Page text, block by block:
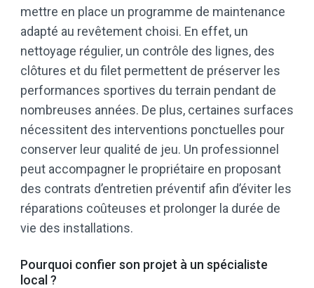
mettre en place un programme de maintenance
adapté au revêtement choisi. En effet, un
nettoyage régulier, un contrôle des lignes, des
clôtures et du filet permettent de préserver les
performances sportives du terrain pendant de
nombreuses années. De plus, certaines surfaces
nécessitent des interventions ponctuelles pour
conserver leur qualité de jeu. Un professionnel
peut accompagner le propriétaire en proposant
des contrats d’entretien préventif afin d’éviter les
réparations coûteuses et prolonger la durée de
vie des installations.
Pourquoi confier son projet à un spécialiste
local ?